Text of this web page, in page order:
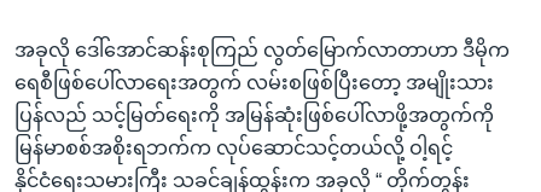
အခုလို ဒေါ်အောင်ဆန်းစုကြည် လွတ်မြောက်လာတာဟာ ဒီမိုက
ရေစီဖြစ်ပေါ်လာရေးအတွက် လမ်းစဖြစ်ပြီးတော့ အမျိုးသား
ပြန်လည် သင့်မြတ်ရေးကို အမြန်ဆုံးဖြစ်ပေါ်လာဖို့အတွက်ကို
မြန်မာစစ်အစိုးရဘက်က လုပ်ဆောင်သင့်တယ်လို့ ဝါ့ရင့်
နိုင်ငံရေးသမားကြီး သခင်ချန်ထွန်းက အခုလို “ တိုက်တွန်း